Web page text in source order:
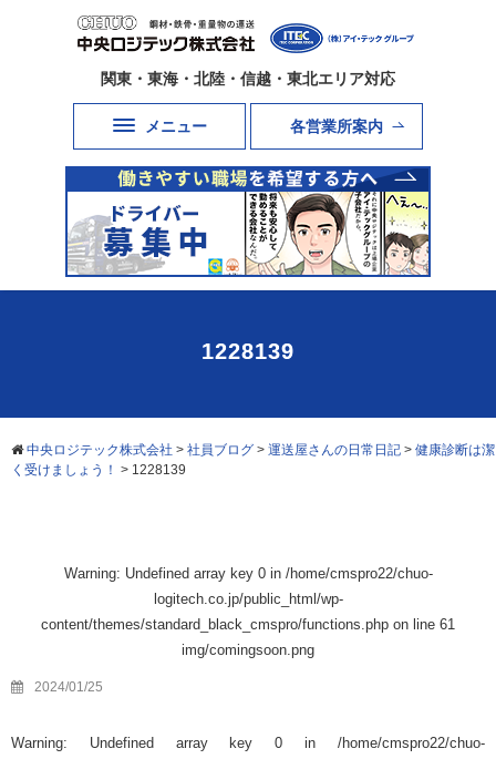
関東・東海・北陸・信越・東北エリア対応
メニュー 各営業所案内
1228139
中央ロジテック株式会社 > 社員ブログ > 運送屋さんの日常日記 > 健康診断は潔
く受けましょう！ > 1228139
Warning: Undefined array key 0 in /home/cmspro22/chuo-
logitech.co.jp/public_html/wp-
content/themes/standard_black_cmspro/functions.php on line 61
img/comingsoon.png
2024/01/25
Warning: Undefined array key 0 in /home/cmspro22/chuo-